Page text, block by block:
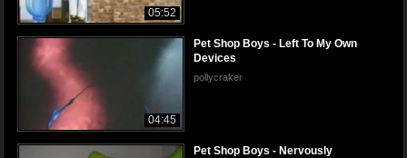
05:52
04:45
Pet Shop Boys - Left To My Own
Devices
pollycraker
Pet Shop Boys - Nervously